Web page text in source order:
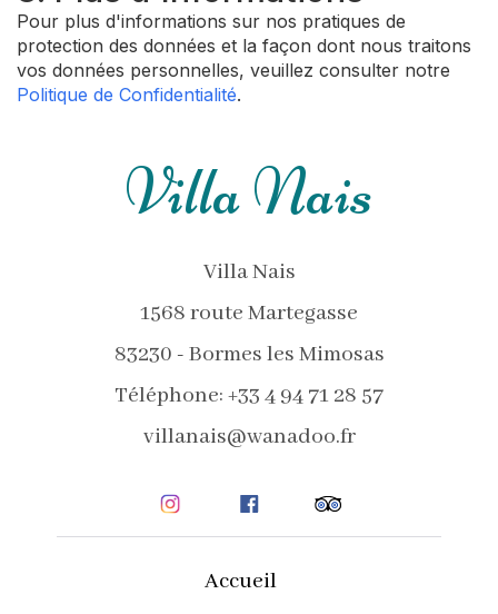
Pour plus d'informations sur nos pratiques de
protection des données et la façon dont nous traitons
vos données personnelles, veuillez consulter notre
Politique de Confidentialité.
Villa Nais
Villa Nais
1568 route Martegasse
83230 - Bormes les Mimosas
Téléphone: +33 4 94 71 28 57
villanais@wanadoo.fr
Accueil